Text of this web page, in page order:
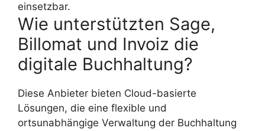
einsetzbar.
Wie unterstützten Sage,
Billomat und Invoiz die
digitale Buchhaltung?
Diese Anbieter bieten Cloud-basierte
Lösungen, die eine flexible und
ortsunabhängige Verwaltung der Buchhaltung